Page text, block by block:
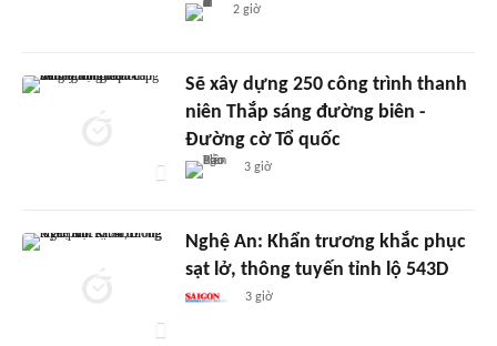
2 giờ
Sẽ xây dựng 250 công trình thanh
niên Thắp sáng đường biên -
Đường cờ Tổ quốc
3 giờ
Nghệ An: Khẩn trương khắc phục
sạt lở, thông tuyến tỉnh lộ 543D
3 giờ